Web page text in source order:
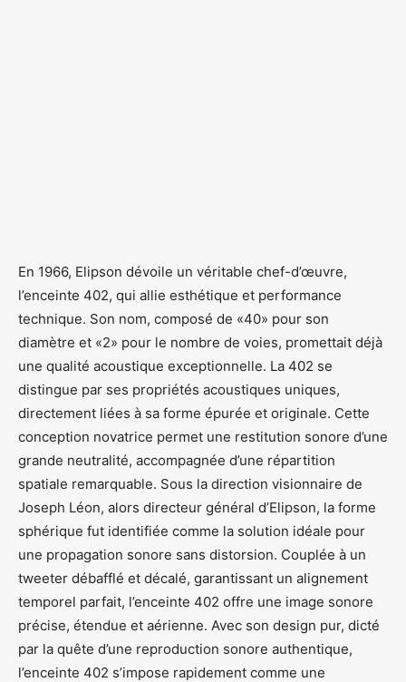
En 1966, Elipson dévoile un véritable chef-d’œuvre,
l’enceinte 402, qui allie esthétique et performance
technique. Son nom, composé de «40» pour son
diamètre et «2» pour le nombre de voies, promettait déjà
une qualité acoustique exceptionnelle. La 402 se
distingue par ses propriétés acoustiques uniques,
directement liées à sa forme épurée et originale. Cette
conception novatrice permet une restitution sonore d’une
grande neutralité, accompagnée d’une répartition
spatiale remarquable. Sous la direction visionnaire de
Joseph Léon, alors directeur général d’Elipson, la forme
sphérique fut identifiée comme la solution idéale pour
une propagation sonore sans distorsion. Couplée à un
tweeter débafflé et décalé, garantissant un alignement
temporel parfait, l’enceinte 402 offre une image sonore
précise, étendue et aérienne. Avec son design pur, dicté
par la quête d’une reproduction sonore authentique,
l’enceinte 402 s’impose rapidement comme une